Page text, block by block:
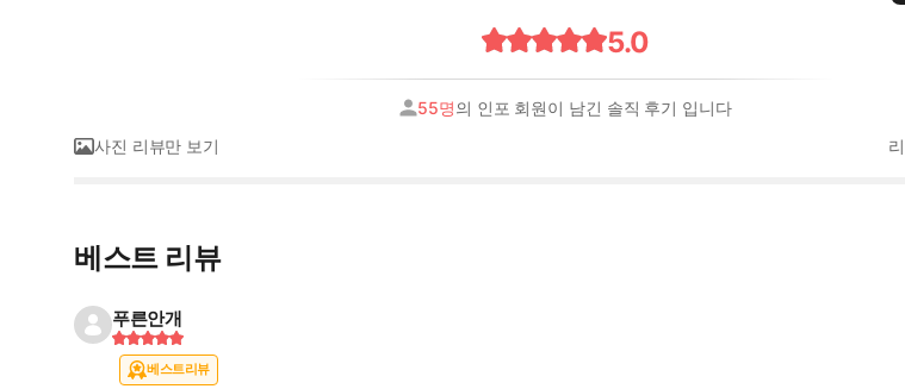
5.0
55명의 인포 회원이 남긴 솔직 후기 입니다
사진 리뷰만 보기
베스트 리뷰
푸른안개
베스트리뷰